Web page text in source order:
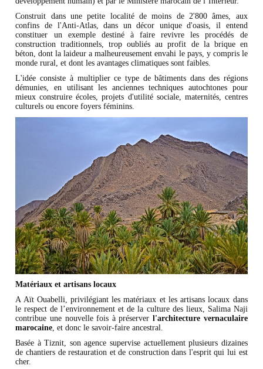
​Construit dans une petite localité de moins de 2'800 âmes, aux
confins de l'Anti-Atlas, dans un décor unique d'oasis, il entend
constituer un exemple destiné à faire revivre les procédés de
construction traditionnels, trop oubliés au profit de la brique en
béton, dont la laideur a malheureusement envahi le pays, y compris le
monde rural, et dont les avantages climatiques sont faibles.
L'idée consiste à multiplier ce type de bâtiments dans des régions
démunies, en utilisant les anciennes techniques autochtones pour
mieux construire écoles, projets d'utilité sociale, maternités, centres
culturels ou encore foyers féminins.
Matériaux et artisans locaux
A Aït Ouabelli, privilégiant les matériaux et les artisans locaux dans
le respect de l’environnement et de la culture des lieux, Salima Naji
contribue une nouvelle fois à préserver l'architecture vernaculaire
marocaine, et donc le savoir-faire ancestral.
Basée à Tiznit, son agence supervise actuellement plusieurs dizaines
de chantiers de restauration et de construction dans l'esprit qui lui est
cher.